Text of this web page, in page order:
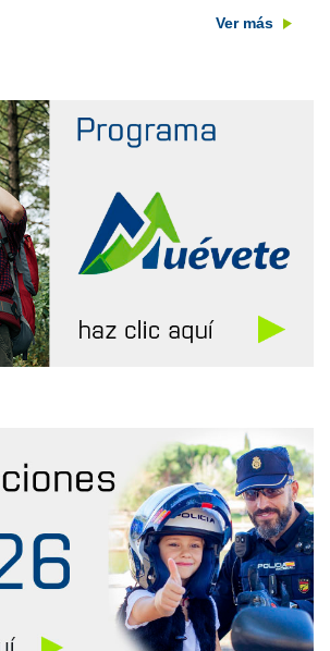
Ver más